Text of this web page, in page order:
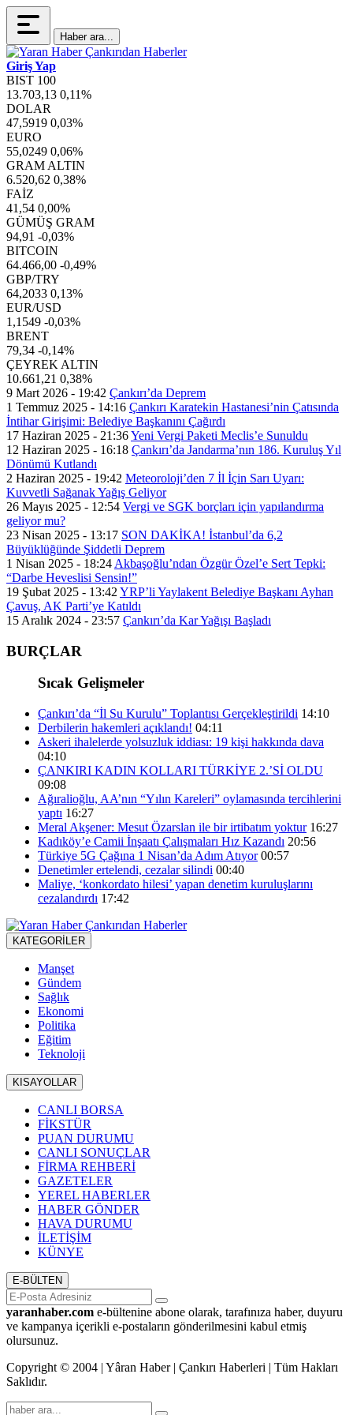
Haber ara...
Giriş Yap
BIST 100
13.703,13 0,11%
DOLAR
47,5919 0,03%
EURO
55,0249 0,06%
GRAM ALTIN
6.520,62 0,38%
FAİZ
41,54 0,00%
GÜMÜŞ GRAM
94,91 -0,03%
BITCOIN
64.466,00 -0,49%
GBP/TRY
64,2033 0,13%
EUR/USD
1,1549 -0,03%
BRENT
79,34 -0,14%
ÇEYREK ALTIN
10.661,21 0,38%
9 Mart 2026 - 19:42 Çankırı’da Deprem
1 Temmuz 2025 - 14:16 Çankırı Karatekin Hastanesi’nin Çatısında
İntihar Girişimi: Belediye Başkanını Çağırdı
17 Haziran 2025 - 21:36Yeni Vergi Paketi Meclis’e Sunuldu
12 Haziran 2025 - 16:18 Çankırı’da Jandarma’nın 186. Kuruluş Yıl
Dönümü Kutlandı
2 Haziran 2025 - 19:42 Meteoroloji’den 7 İl İçin Sarı Uyarı:
Kuvvetli Sağanak Yağış Geliyor
26 Mayıs 2025 - 12:54 Vergi ve SGK borçları için yapılandırma
geliyor mu?
23 Nisan 2025 - 13:17 SON DAKİKA! İstanbul’da 6,2
Büyüklüğünde Şiddetli Deprem
1 Nisan 2025 - 18:24 Akbaşoğlu’ndan Özgür Özel’e Sert Tepki:
“Darbe Heveslisi Sensin!”
19 Şubat 2025 - 13:42 YRP’li Yaylakent Belediye Başkanı Ayhan
Çavuş, AK Parti’ye Katıldı
15 Aralık 2024 - 23:57 Çankırı’da Kar Yağışı Başladı
BURÇLAR
Sıcak Gelişmeler
Çankırı’da “İl Su Kurulu” Toplantısı Gerçekleştirildi 14:10
Derbilerin hakemleri açıklandı! 04:11
Askeri ihalelerde yolsuzluk iddiası: 19 kişi hakkında dava
04:10
ÇANKIRI KADIN KOLLARI TÜRKİYE 2.’Sİ OLDU
09:08
Ağıralioğlu, AA’nın “Yılın Kareleri” oylamasında tercihlerini
yaptı 16:27
Meral Akşener: Mesut Özarslan ile bir irtibatım yoktur 16:27
Kadıköy’e Camii İnşaatı Çalışmaları Hız Kazandı 20:56
Türkiye 5G Çağına 1 Nisan’da Adım Atıyor 00:57
Denetimler ertelendi, cezalar silindi 00:40
Maliye, ‘konkordato hilesi’ yapan denetim kuruluşlarını
cezalandırdı 17:42
KATEGORİLER
Manşet
Gündem
Sağlık
Ekonomi
Politika
Eğitim
Teknoloji
KISAYOLLAR
CANLI BORSA
FİKSTÜR
PUAN DURUMU
CANLI SONUÇLAR
FİRMA REHBERİ
GAZETELER
YEREL HABERLER
HABER GÖNDER
HAVA DURUMU
İLETİŞİM
KÜNYE
E-BÜLTEN
yaranhaber.com e-bültenine abone olarak, tarafınıza haber, duyuru
ve kampanya içerikli e-postaların gönderilmesini kabul etmiş
olursunuz.
Copyright © 2004 | Yâran Haber | Çankırı Haberleri | Tüm Hakları
Saklıdır.